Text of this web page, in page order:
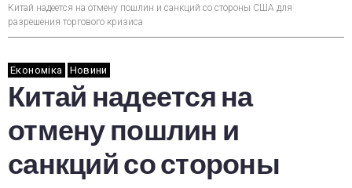
Китай надеется на отмену пошлин и санкций со стороны США для
разрешения торгового кризиса
Економіка Новини
Китай надеется на
отмену пошлин и
санкций со стороны